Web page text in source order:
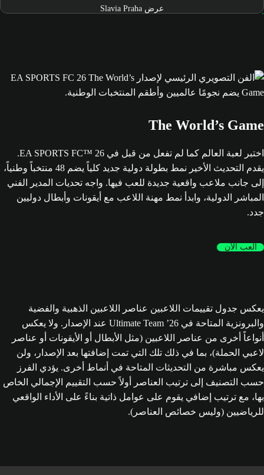
عرض Slavia Praha
The World’s Game
اختبر لعبة العالم كما لم تفعل من قبل في EA SPORTS FC™ 26.
يقدم التحديث الأخير نمط بطولة دولية جديد كلياً يضم 48 منتخباً وطنياً،
إلى جانب ملاعب واقعية جديدة للعب فيها. واجه تحديات المدير الفني
المباشر الدولية، وابدأ نمط مهنة اللاعب مع أيقونات وأبطال دوليين
جدد.
العب الآن
يعكس جدول تقييمات اللاعبين عناصر اللاعبين الذهبية والفضية
والبرونزية المتاحة في Ultimate Team ’26 عند الإصدار. ولا يعكس
أنواعاً أخرى من عناصر اللاعبين (مثل الأبطال أو الأيقونات أو عناصر
لاعبي الحملة)، بما في ذلك تلك التي تمت إضافتها بعد الإصدار، ولن
يعكس مباشرة من التحديثات المتاحة في أنماط أخرى. يؤدي الفرز
حسب التصنيف إلى ترتيب العناصر أولاً حسب التقييم الإجمالي الخاص
بها، مع ترتيب إضافي يقوم على عوامل ذاتية بناءً على الأداء الواقعي
للرياضيين (وليس خصائص العناصر).